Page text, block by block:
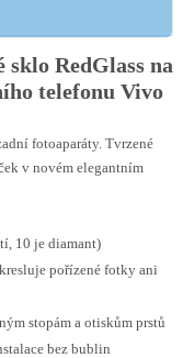
RedGlass na
telefonu Vivo
fotoaparáty. Tvrzené
v novém elegantním
10 je diamant)
pořízené fotky ani
stopám a otiskům prstů
bez bublin